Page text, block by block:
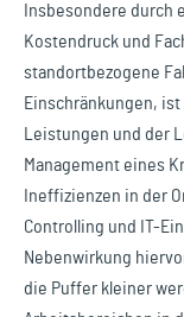
Insbesondere durch
Kostendruck und
standortbezogene
Einschränkungen,
Leistungen und der
Management eines
Ineffizienzen in der
Controlling und IT-
Nebenwirkung
die Puffer kleiner